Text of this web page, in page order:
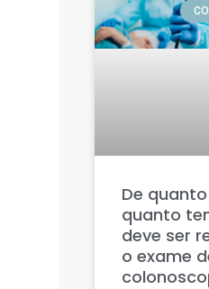
De
quanto
deve ser
o exame